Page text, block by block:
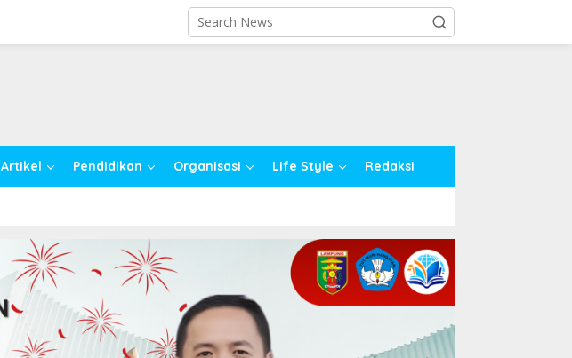
Artikel Pendidikan Organisasi Life Style Redaksi